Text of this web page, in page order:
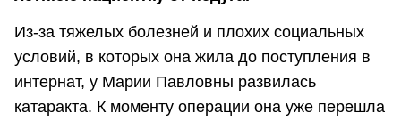
Из-за тяжелых болезней и плохих социальных
условий, в которых она жила до поступления в
интернат, у Марии Павловны развилась
катаракта. К моменту операции она уже перешла